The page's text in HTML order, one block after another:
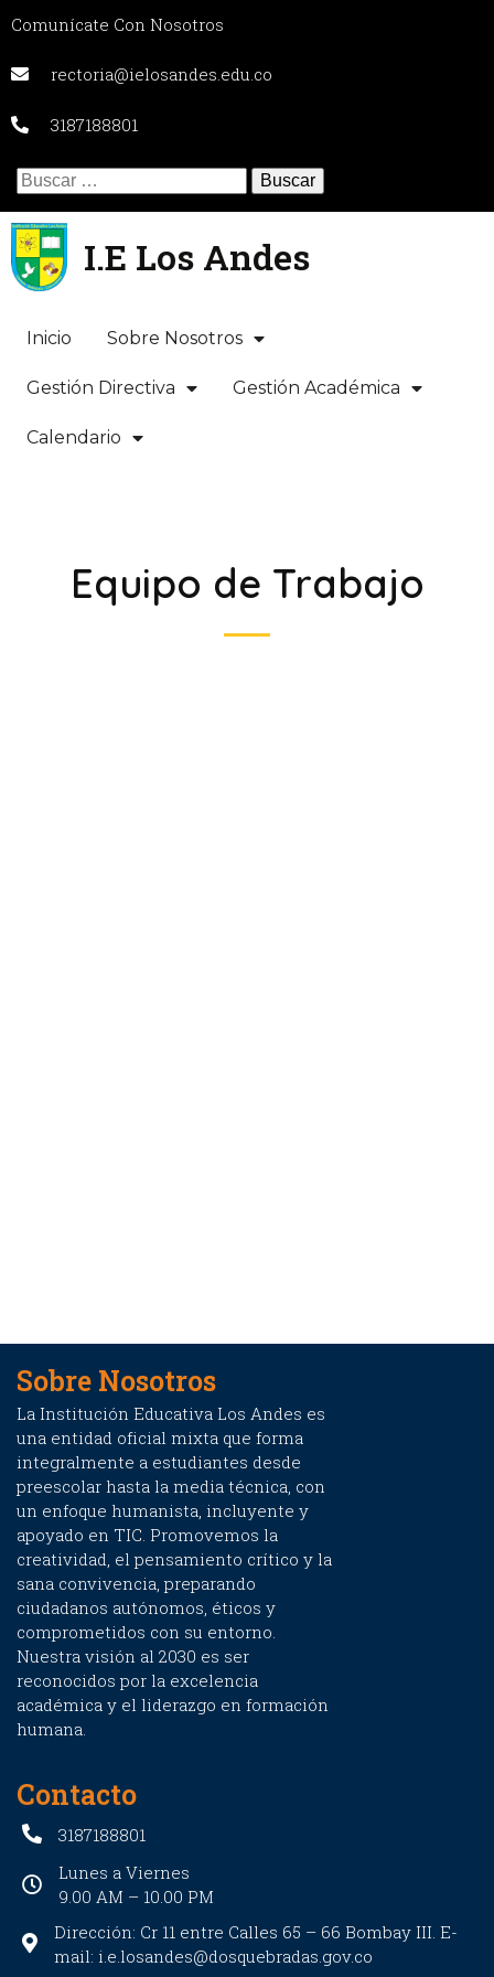
Comunícate Con Nosotros
rectoria@ielosandes.edu.co
3187188801
Buscar:
I.E Los Andes
Inicio Sobre Nosotros
Gestión Directiva Gestión Académica
Calendario
Equipo de Trabajo
Sobre Nosotros
La Institución Educativa Los Andes es
una entidad oficial mixta que forma
integralmente a estudiantes desde
preescolar hasta la media técnica, con
un enfoque humanista, incluyente y
apoyado en TIC. Promovemos la
creatividad, el pensamiento crítico y la
sana convivencia, preparando
ciudadanos autónomos, éticos y
comprometidos con su entorno.
Nuestra visión al 2030 es ser
reconocidos por la excelencia
académica y el liderazgo en formación
humana.
Contacto
3187188801
Lunes a Viernes
9.00 AM – 10.00 PM
Dirección: Cr 11 entre Calles 65 – 66 Bombay III. E-
mail: i.e.losandes@dosquebradas.gov.co